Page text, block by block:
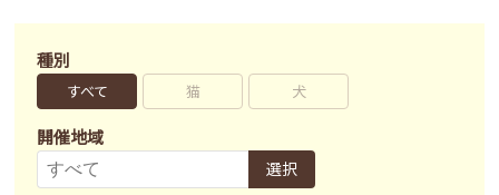
種別
すべて 猫 犬
開催地域
選択